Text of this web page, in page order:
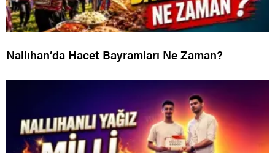
Nallıhan’da Hacet Bayramları Ne Zaman?